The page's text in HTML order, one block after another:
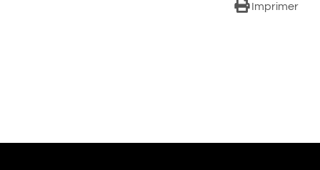
Imprimer